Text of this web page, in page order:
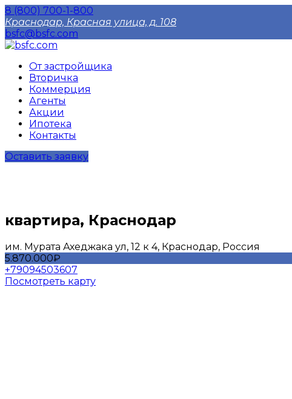
8 (800) 700-1-800
Краснодар, Красная улица, д. 108
bsfc@bsfc.com
От застройщика
Вторичка
Коммерция
Агенты
Акции
Ипотека
Контакты
Оставить заявку
квартира, Краснодар
им. Мурата Ахеджака ул, 12 к 4, Краснодар, Россия
5.870.000₽
+79094503607
Посмотреть карту